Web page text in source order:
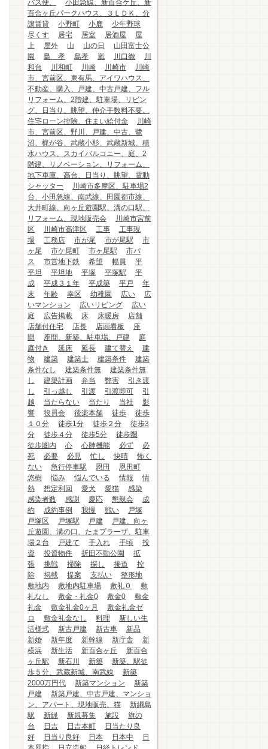
バス便、
小田急線、新百合ケ丘、新
百合ヶ丘パークハウス、３ＬＤＫ、分
譲賃貸
小野町 小鹿
少年野球
尽くす
居宅 居室 居酒屋
屋
上
屋外 山 山の日
山田富士公
園
島 孝 島孝 嵐 川口徹
川
和台
川和町 川崎 川崎市
川崎
市、宮前区、東有馬、アイワハウス、
不動産、購入、戸建、中古戸建、フル
リフォーム、2階建、駐車場、リビン
グ、日当り、眺望、仲介手数料不要、
住宅ローン控除、住まい給付金
川崎
市、宮前区、野川、戸建、中古、鷺
沼、梶が谷、武蔵小杉、武蔵新城、積
水ハウス、スカイバルコニー、庭、2
階建、リノベーション、リフォーム、
地下車庫、高台、日当り、眺望、電動
シャッター
川崎市多摩区、駐車場2
台、小田急線、南武線、田園都市線、
大井町線、向ヶ丘遊園駅、溝の口駅、
リフォーム、現地販売会
川崎市宮前
区
川崎市高津区 工事
工事現
場
工務店 市が尾 市が尾駅
市
ヶ尾
市ケ尾町 市ヶ尾駅
市バ
ス
市営地下鉄 希望 幅員
平
平坦
平坦地 平塚 平塚駅
平
成
平成３１年 平成築 平戸
年
末
年齢 幸区 幼稚園 広い
広
いマンション
広いリビング
広い
庭
広告掲載 床 床暖房
店舗
店舗付住宅
店長 店頭看板
座
間
座間、新築、駐車場、戸建
庭
庭付き
延床 延長 建て替え
建
物
建築 建築士 建築条件
建築
条件なし
建築条件無
建築条件無
し
建築計画 弁当 弊害
引き渡
し
引っ越し 引渡 引渡即可
引
越
当たらない 当たり 当社
影
響
役員会 後楽本舗 徒歩
徒歩
１０分
徒歩1分 徒歩２分
徒歩3
分
徒歩４分 徒歩5分
徒歩圏
徒歩圏内
心 心肺機能 必ず
必
死
必要 必見 忙し 快晴
怖く
ない
急行停車駅 恩田
恩田町
悠樹
悩み 悩んでいる 情報
情
熱
想定利回 愛犬 愛猫
感染
感染者数
感謝 慶応 懇親会
成
約
成約事例 我慢 戦い
戸塚
戸塚区
戸塚駅 戸建
戸建、向ヶ
丘遊園、溝の口、たまプラーザ、駐車
場２台
戸建て 手入れ 手頃
投
資
投資物件 折田不動公園
拡
張
挑戦 掃除 探し 接道
控
除
掲載 提案 支払い
整形地
敷地内
敷地内駐車場 敷礼０
敷
礼なし
敷金・礼金0 敷金0
敷金
礼金
敷金礼金0ヶ月
敷金礼金ゼ
ロ
敷金礼金なし 料理
新しい生
活様式
新古戸建 新古車
新品
新婚
新年度 新幹線 新庁舎
新
横浜
新生活 新百合ヶ丘
新百合
ヶ丘駅
新石川 新築
新築、駅徒
歩５分、武蔵新城、南武線
新築
2000万円代
新築マンション
新築
戸建
新築戸建、中古戸建、マンショ
ン、アパート、現地販売、猫
新綱島
駅
新緑 新規募集 施設
旗の
台
日吉 日吉本町
日当たり良
好
日当り良好 日本 日本中
日